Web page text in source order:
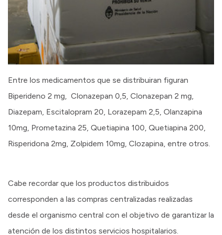
Entre los medicamentos que se distribuiran figuran
Biperideno 2 mg, Clonazepan 0,5, Clonazepan 2 mg,
Diazepam, Escitalopram 20, Lorazepam 2,5, Olanzapina
10mg, Prometazina 25, Quetiapina 100, Quetiapina 200,
Risperidona 2mg, Zolpidem 10mg, Clozapina, entre otros.
Cabe recordar que los productos distribuidos
corresponden a las compras centralizadas realizadas
desde el organismo central con el objetivo de garantizar la
atención de los distintos servicios hospitalarios.